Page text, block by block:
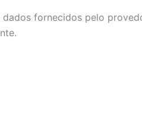
fornecidos pelo